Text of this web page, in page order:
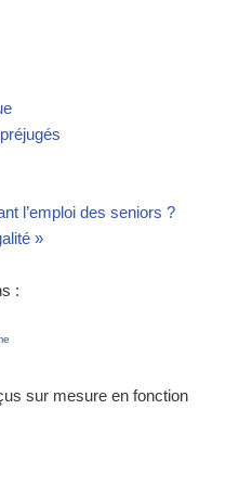
l’emploi des seniors ?
»
:
sur mesure en fonction